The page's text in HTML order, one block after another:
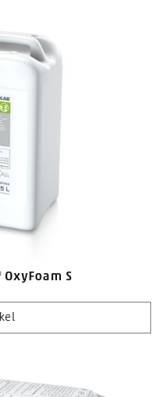
OxyFoam S